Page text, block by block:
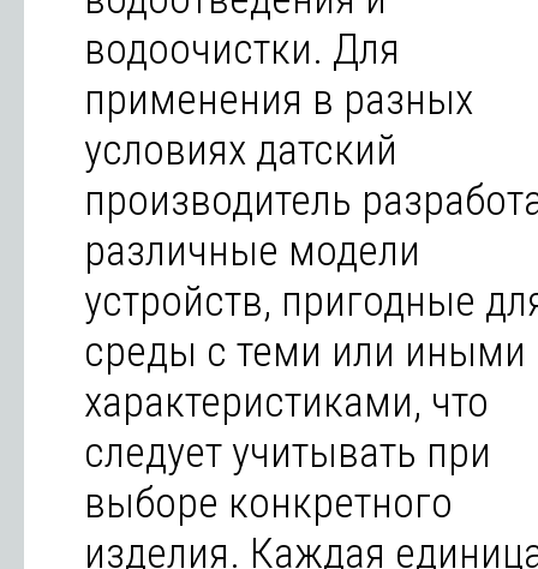
водоочистки. Для
применения в разных
условиях датский
производитель
различные модели
устройств, пригодные
среды с теми или иными
характеристиками, что
следует учитывать при
выборе конкретного
изделия. Каждая